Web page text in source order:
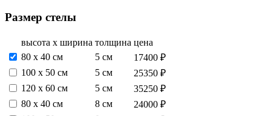
Размер стелы
высота х ширина толщина цена
80 х 40 см
5 см
17400 ₽
100 х 50 см
5 см
25350 ₽
120 х 60 см
5 см
35250 ₽
80 х 40 см
8 см
24000 ₽